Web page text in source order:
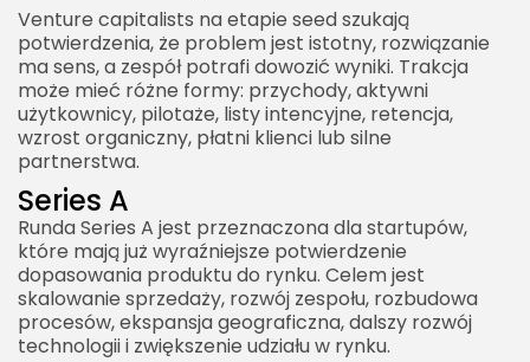
Venture capitalists na etapie seed szukają
potwierdzenia, że problem jest istotny, rozwiązanie
ma sens, a zespół potrafi dowozić wyniki. Trakcja
może mieć różne formy: przychody, aktywni
użytkownicy, pilotaże, listy intencyjne, retencja,
wzrost organiczny, płatni klienci lub silne
partnerstwa.
Series A
Runda Series A jest przeznaczona dla startupów,
które mają już wyraźniejsze potwierdzenie
dopasowania produktu do rynku. Celem jest
skalowanie sprzedaży, rozwój zespołu, rozbudowa
procesów, ekspansja geograficzna, dalszy rozwój
technologii i zwiększenie udziału w rynku.